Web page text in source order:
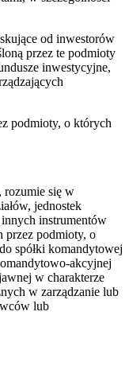
od inwestorów
przez te podmioty
inwestycyjne,
podmioty, o których
rozumie się w
jednostek
instrumentów
przez podmioty, o
spółki komandytowej
akcyjnej
w charakterze
w zarządzanie lub
lub